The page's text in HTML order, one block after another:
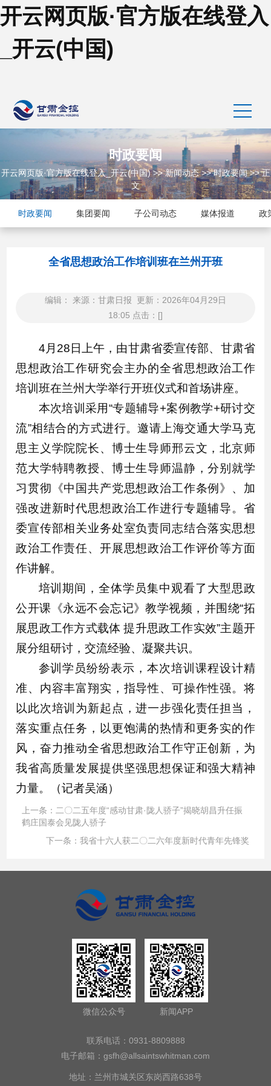
开云网页版·官方版在线登入
_开云(中国)
时政要闻
开云网页版·官方版在线登入_开云(中国)>>新闻动态>>时政要闻>> 正
文
时政要闻 集团要闻 子公司动态 媒体报道 政
全省思想政治工作培训班在兰州开班
编辑： 来源：甘肃日报 更新：2026年04月29日
18:05 点击：[]
4月28日上午，由甘肃省委宣传部、甘肃省
思想政治工作研究会主办的全省思想政治工作
培训班在兰州大学举行开班仪式和首场讲座。
本次培训采用“专题辅导+案例教学+研讨交
流”相结合的方式进行。邀请上海交通大学马克
思主义学院院长、博士生导师邢云文，北京师
范大学特聘教授、博士生导师温静，分别就学
习贯彻《中国共产党思想政治工作条例》、加
强改进新时代思想政治工作进行专题辅导。省
委宣传部相关业务处室负责同志结合落实思想
政治工作责任、开展思想政治工作评价等方面
作讲解。
培训期间，全体学员集中观看了大型思政
公开课《永远不会忘记》教学视频，并围绕“拓
展思政工作方式载体 提升思政工作实效”主题开
展分组研讨，交流经验、凝聚共识。
参训学员纷纷表示，本次培训课程设计精
准、内容丰富翔实，指导性、可操作性强。将
以此次培训为新起点，进一步强化责任担当，
落实重点任务，以更饱满的热情和更务实的作
风，奋力推动全省思想政治工作守正创新，为
我省高质量发展提供坚强思想保证和强大精神
力量。（记者吴涵）
上一条： 二〇二五年度“感动甘肃·陇人骄子”揭晓胡昌升任振
鹤庄国泰会见陇人骄子
下一条： 我省十六人获二〇二六年度新时代青年先锋奖
微信公众号 新闻APP
联系电话：0931-8809888
电子邮箱： gsfh@allsaintswhitman.com
地址：兰州市城关区东岗西路638号